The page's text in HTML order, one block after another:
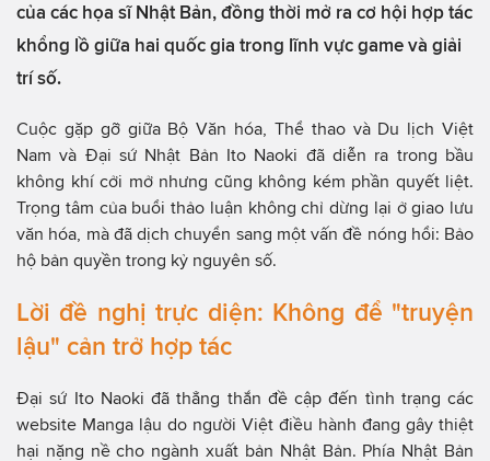
của các họa sĩ Nhật Bản, đồng thời mở ra cơ hội hợp tác
khổng lồ giữa hai quốc gia trong lĩnh vực game và giải
trí số.
Cuộc gặp gỡ giữa Bộ Văn hóa, Thể thao và Du lịch Việt
Nam và Đại sứ Nhật Bản Ito Naoki đã diễn ra trong bầu
không khí cởi mở nhưng cũng không kém phần quyết liệt.
Trọng tâm của buổi thảo luận không chỉ dừng lại ở giao lưu
văn hóa, mà đã dịch chuyển sang một vấn đề nóng hổi: Bảo
hộ bản quyền trong kỷ nguyên số.
Lời đề nghị trực diện: Không để "truyện
lậu" cản trở hợp tác
Đại sứ Ito Naoki đã thẳng thắn đề cập đến tình trạng các
website Manga lậu do người Việt điều hành đang gây thiệt
hại nặng nề cho ngành xuất bản Nhật Bản. Phía Nhật Bản